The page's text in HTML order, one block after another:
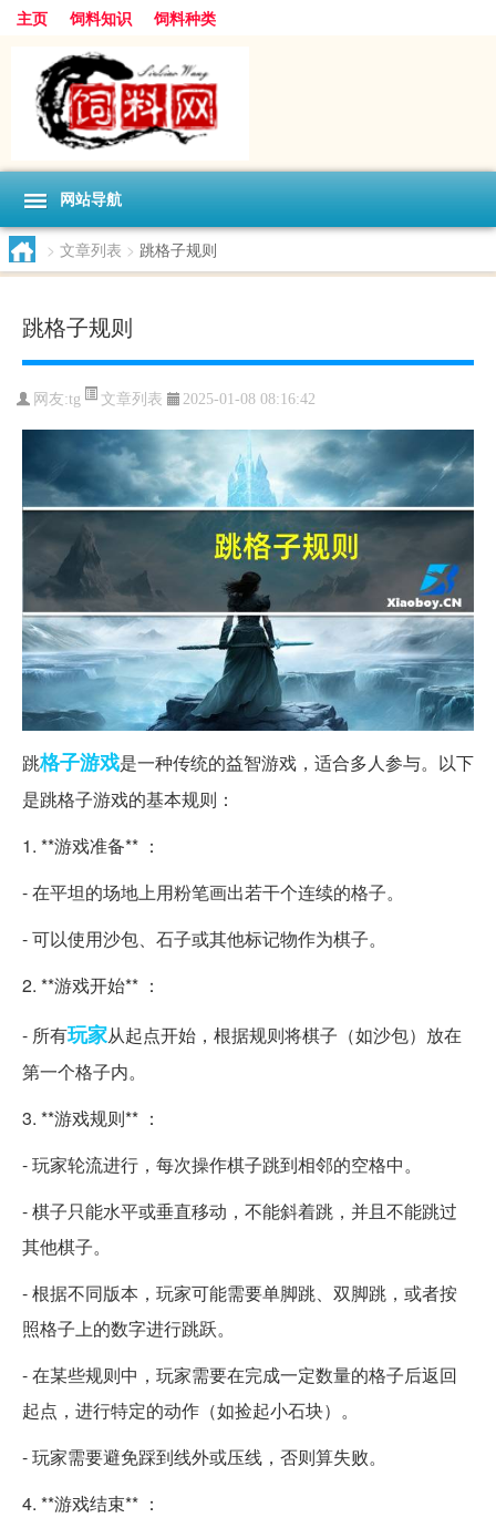
主页 饲料知识 饲料种类
网站导航
> 文章列表 > 跳格子规则
跳格子规则
网友:tg 文章列表 2025-01-08 08:16:42
跳格子游戏是一种传统的益智游戏，适合多人参与。以下
是跳格子游戏的基本规则：
1. **游戏准备** ：
- 在平坦的场地上用粉笔画出若干个连续的格子。
- 可以使用沙包、石子或其他标记物作为棋子。
2. **游戏开始** ：
- 所有玩家从起点开始，根据规则将棋子（如沙包）放在
第一个格子内。
3. **游戏规则** ：
- 玩家轮流进行，每次操作棋子跳到相邻的空格中。
- 棋子只能水平或垂直移动，不能斜着跳，并且不能跳过
其他棋子。
- 根据不同版本，玩家可能需要单脚跳、双脚跳，或者按
照格子上的数字进行跳跃。
- 在某些规则中，玩家需要在完成一定数量的格子后返回
起点，进行特定的动作（如捡起小石块）。
- 玩家需要避免踩到线外或压线，否则算失败。
4. **游戏结束** ：